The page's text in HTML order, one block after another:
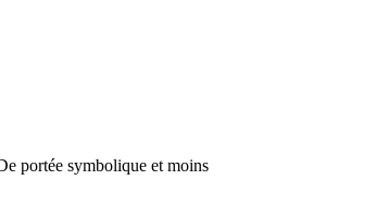
portée symbolique et moins